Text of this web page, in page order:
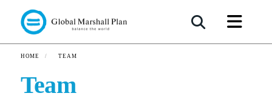
HOME / TEAM
Team